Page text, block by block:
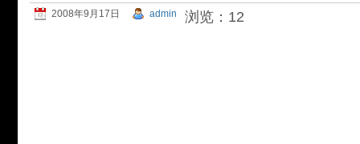
2008年9月17日 admin 浏览：12